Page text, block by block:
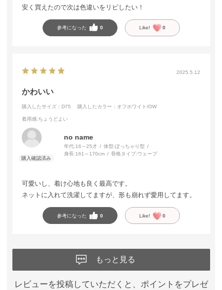
安く買えたので次は色違いをリピしたい！
参考になった 0 Like! 0
2025.5.12
かわいい
購入したサイズ：D75 購入したカラー：オフホワイト/OW
着用感:ちょうどよい
no name
年代:16～25才 体型:ぽっちゃり型
身長:161～170cm 骨格タイプ:ウェーブ
可愛いし、着け心地も良く最高です。
ネットに入れて洗濯してますが、形も崩れず愛用してます。
参考になった 0 Like! 0
もっと見る
レビューを投稿していただくと、ポイントをプレゼ